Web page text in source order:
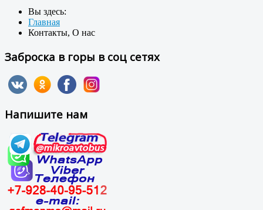
Вы здесь:
Главная
Контакты, О нас
Заброска в горы в соц сетях
Напишите нам